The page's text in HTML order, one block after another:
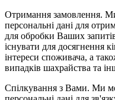
Отримання замовлення.
персональні дані для
для обробки Ваших
існувати для досягнення
інтереси споживача, а
випадків шахрайства та
Спілкування з Вами. Ми